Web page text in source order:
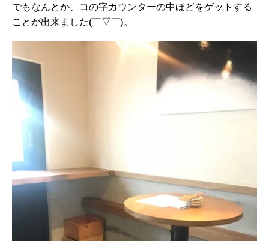
でもなんとか、コの字カウンターの中ほどをゲットする
ことが出来ました(￣▽￣)。